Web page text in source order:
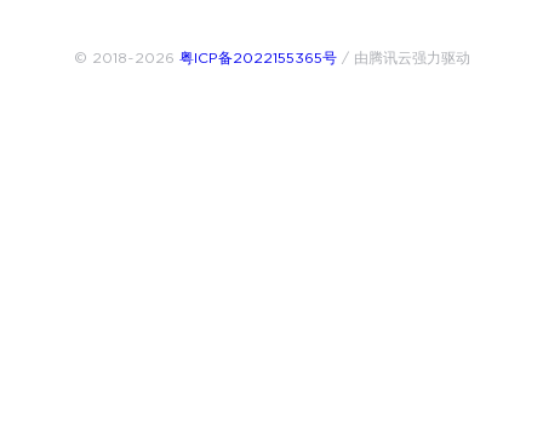
© 2018~2026 粤ICP备2022155365号/ 由腾讯云强力驱动